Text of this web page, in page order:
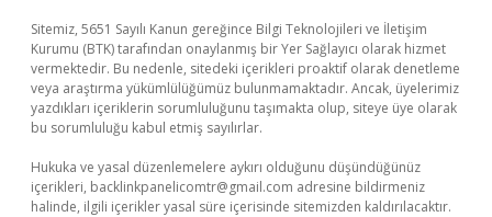
Sitemiz, 5651 Sayılı Kanun gereğince Bilgi Teknolojileri ve İletişim
Kurumu (BTK) tarafından onaylanmış bir Yer Sağlayıcı olarak hizmet
vermektedir. Bu nedenle, sitedeki içerikleri proaktif olarak denetleme
veya araştırma yükümlülüğümüz bulunmamaktadır. Ancak, üyelerimiz
yazdıkları içeriklerin sorumluluğunu taşımakta olup, siteye üye olarak
bu sorumluluğu kabul etmiş sayılırlar.
Hukuka ve yasal düzenlemelere aykırı olduğunu düşündüğünüz
içerikleri, backlinkpanelicomtr@gmail.com adresine bildirmeniz
halinde, ilgili içerikler yasal süre içerisinde sitemizden kaldırılacaktır.